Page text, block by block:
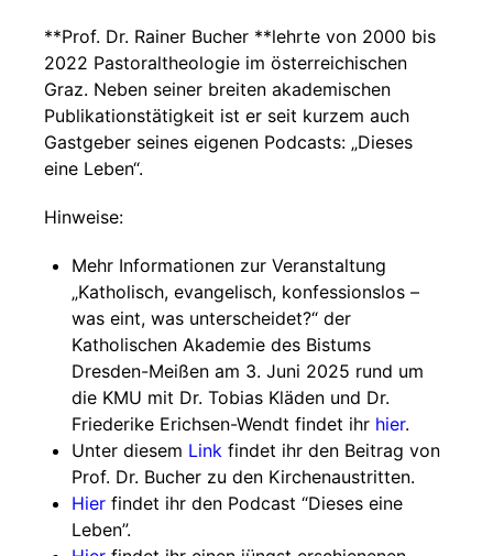
**Prof. Dr. Rainer Bucher **lehrte von 2000 bis
2022 Pastoraltheologie im österreichischen
Graz. Neben seiner breiten akademischen
Publikationstätigkeit ist er seit kurzem auch
Gastgeber seines eigenen Podcasts: „Dieses
eine Leben“.
Hinweise:
Mehr Informationen zur Veranstaltung
„Katholisch, evangelisch, konfessionslos –
was eint, was unterscheidet?“ der
Katholischen Akademie des Bistums
Dresden-Meißen am 3. Juni 2025 rund um
die KMU mit Dr. Tobias Kläden und Dr.
Friederike Erichsen-Wendt findet ihr hier.
Unter diesem Link findet ihr den Beitrag von
Prof. Dr. Bucher zu den Kirchenaustritten.
Hier findet ihr den Podcast “Dieses eine
Leben”.